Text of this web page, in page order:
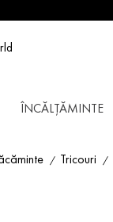
ÎNCĂLȚĂMINTE
Tricouri